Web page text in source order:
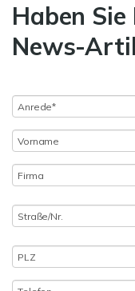
Haben
News-